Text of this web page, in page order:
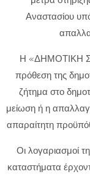
Αναστασίου
Η «ΔΗΜΟΤΙΚΗ
πρόθεση της
ζήτημα στο
μείωση ή η
απαραίτητη
Οι λογαριασμοί
καταστήματα